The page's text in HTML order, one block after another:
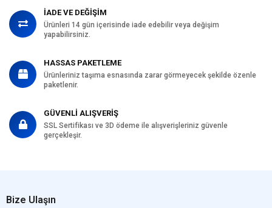
İADE VE DEĞİŞİM
Ürünleri 14 gün içerisinde iade edebilir veya değişim
yapabilirsiniz.
HASSAS PAKETLEME
Ürünleriniz taşıma esnasında zarar görmeyecek şekilde özenle
paketlenir.
GÜVENLİ ALIŞVERİŞ
SSL Sertifikası ve 3D ödeme ile alışverişleriniz güvenle
gerçekleşir.
Bize Ulaşın